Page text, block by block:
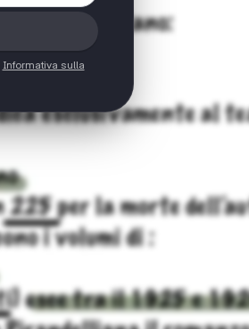
Informativa sulla